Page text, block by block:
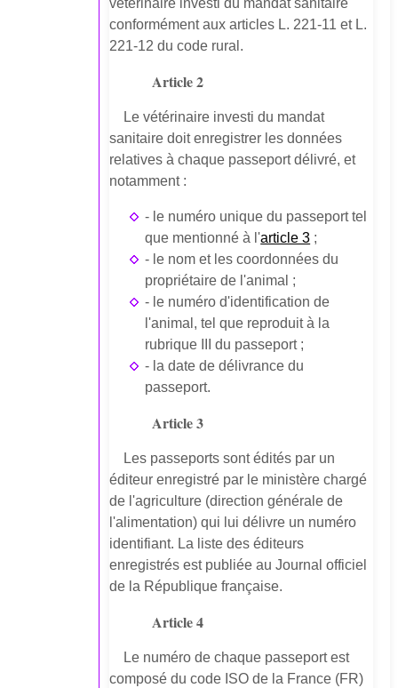
vétérinaire investi du mandat sanitaire
conformément aux articles L. 221-11 et L.
221-12 du code rural.
Article 2
Le vétérinaire investi du mandat
sanitaire doit enregistrer les données
relatives à chaque passeport délivré, et
notamment :
- le numéro unique du passeport tel
que mentionné à l'article 3 ;
- le nom et les coordonnées du
propriétaire de l'animal ;
- le numéro d'identification de
l'animal, tel que reproduit à la
rubrique III du passeport ;
- la date de délivrance du
passeport.
Article 3
Les passeports sont édités par un
éditeur enregistré par le ministère chargé
de l'agriculture (direction générale de
l'alimentation) qui lui délivre un numéro
identifiant. La liste des éditeurs
enregistrés est publiée au Journal officiel
de la République française.
Article 4
Le numéro de chaque passeport est
composé du code ISO de la France (FR)